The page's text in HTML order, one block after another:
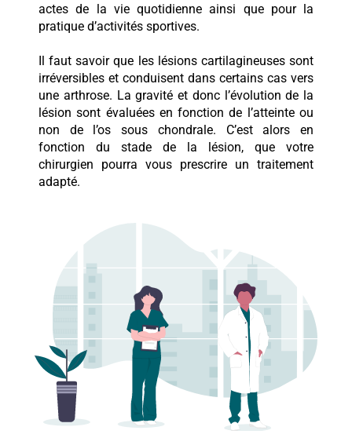
actes de la vie quotidienne ainsi que pour la
pratique d’activités sportives.
Il faut savoir que les lésions cartilagineuses sont
irréversibles et conduisent dans certains cas vers
une arthrose. La gravité et donc l’évolution de la
lésion sont évaluées en fonction de l’atteinte ou
non de l’os sous chondrale. C’est alors en
fonction du stade de la lésion, que votre
chirurgien pourra vous prescrire un traitement
adapté.